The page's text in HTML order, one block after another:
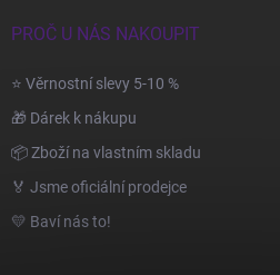
PROČ U NÁS NAKOUPIT
⭐ Věrnostní slevy 5-10 %
🎁 Dárek k nákupu
📦 Zboží na vlastním skladu
🏅 Jsme oficiální prodejce
💛 Baví nás to!